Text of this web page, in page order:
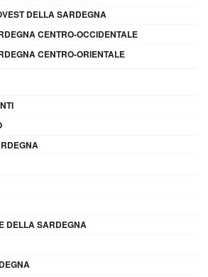
DELLA SARDEGNA
CENTRO-OCCIDENTALE
CENTRO-ORIENTALE
DELLA SARDEGNA